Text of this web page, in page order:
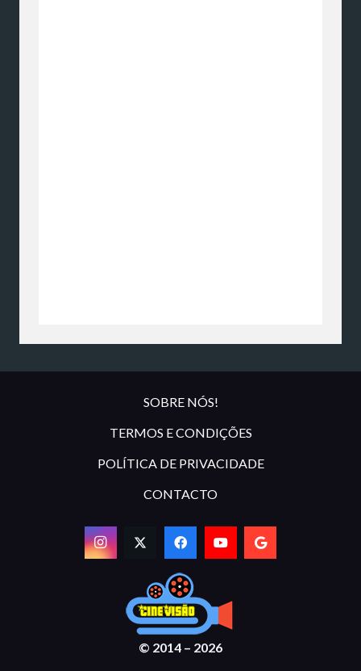
SOBRE NÓS!
TERMOS E CONDIÇÕES
POLÍTICA DE PRIVACIDADE
CONTACTO
© 2014 – 2026